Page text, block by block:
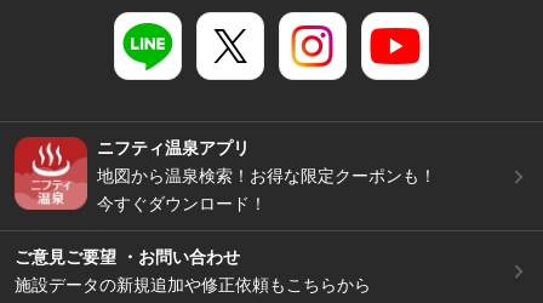
ニフティ温泉アプリ
地図から温泉検索！お得な限定クーポンも！
今すぐダウンロード！
ご意見ご要望 ・お問い合わせ
施設データの新規追加や修正依頼もこちらから